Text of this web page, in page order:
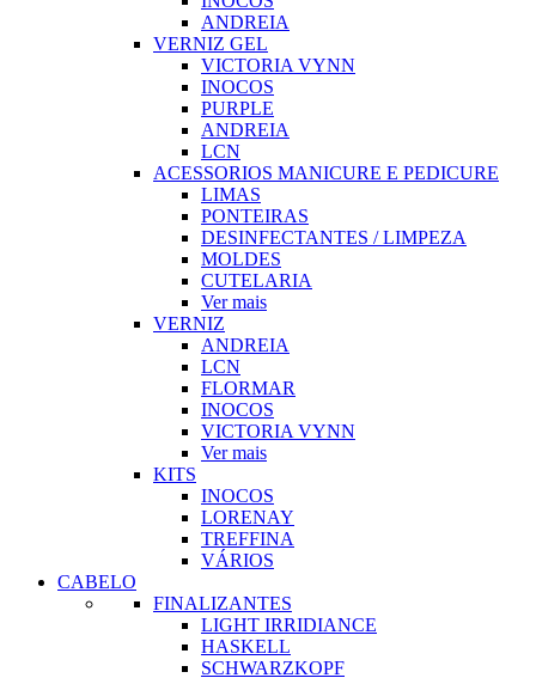
ANDREIA
VERNIZ GEL
VICTORIA VYNN
INOCOS
PURPLE
ANDREIA
LCN
ACESSORIOS MANICURE E PEDICURE
LIMAS
PONTEIRAS
DESINFECTANTES / LIMPEZA
MOLDES
CUTELARIA
Ver mais
VERNIZ
ANDREIA
LCN
FLORMAR
INOCOS
VICTORIA VYNN
Ver mais
KITS
INOCOS
LORENAY
TREFFINA
VÁRIOS
CABELO
FINALIZANTES
LIGHT IRRIDIANCE
HASKELL
SCHWARZKOPF